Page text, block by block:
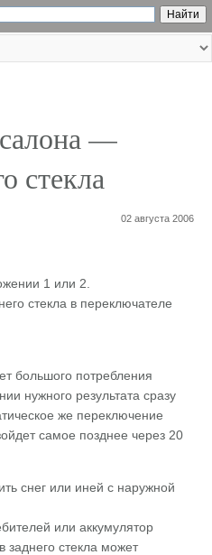
—
стекла
02 августа 2006
1 или 2.
стекла в переключателе
большого потребления
нужного результата сразу
же переключение
самое позднее через 20
снег или иней с наружной
или аккумулятор
заднего стекла может